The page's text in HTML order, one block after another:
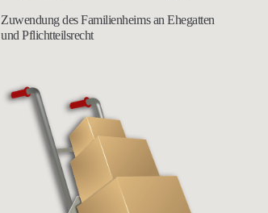
Zuwendung des Familienheims an Ehegatten
und Pflichtteilsrecht